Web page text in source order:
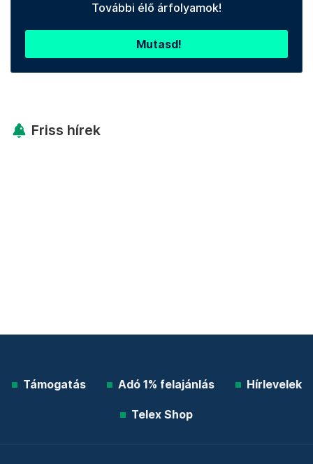
További élő árfolyamok!
Mutasd!
Friss hírek
Támogatás Adó 1% felajánlás Hírlevelek
Telex Shop